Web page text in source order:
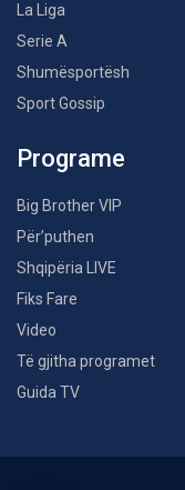
La Liga
Serie A
Shumësportësh
Sport Gossip
Programe
Big Brother VIP
Për’puthen
Shqipëria LIVE
Fiks Fare
Video
Të gjitha programet
Guida TV